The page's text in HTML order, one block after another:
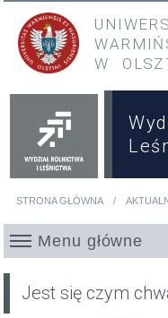
Przejdź do treści
Przejdź do menu głównego
W
STRONA GŁÓWNA
Menu główne
Jest się czym